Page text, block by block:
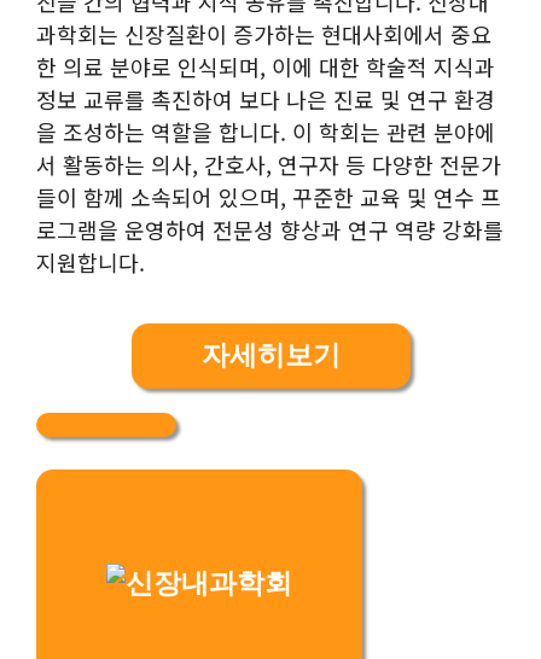
과학회는 신장질환이 증가하는 현대사회에서 중요
한 의료 분야로 인식되며, 이에 대한 학술적 지식과
정보 교류를 촉진하여 보다 나은 진료 및 연구 환경
을 조성하는 역할을 합니다. 이 학회는 관련 분야에
서 활동하는 의사, 간호사, 연구자 등 다양한 전문가
들이 함께 소속되어 있으며, 꾸준한 교육 및 연수 프
로그램을 운영하여 전문성 향상과 연구 역량 강화를
지원합니다.
자세히보기